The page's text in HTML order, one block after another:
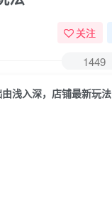
关注
1449
浅入深，店铺最新玩法